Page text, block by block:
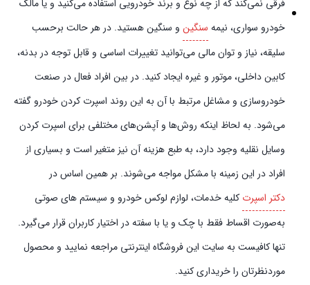
فرقی نمی‌کند که از چه نوع و برند خودرویی استفاده می‌کنید و یا مالک
خودرو سواری، نیمه سنگین و سنگین هستید. در هر حالت برحسب
سلیقه، نیاز و توان مالی می‌توانید تغییرات اساسی و قابل توجه در بدنه،
کابین داخلی، موتور و غیره ایجاد کنید. در بین افراد فعال در صنعت
خودروسازی و مشاغل مرتبط با آن به این روند اسپرت کردن خودرو گفته
می‌شود. به لحاظ اینکه روش‌ها و آپشن‌های مختلفی برای اسپرت کردن
وسایل نقلیه وجود دارد، به طبع هزینه آن نیز متغیر است و بسیاری از
افراد در این زمینه با مشکل مواجه می‌شوند. بر همین اساس در
دکتر اسپرت کلیه خدمات، لوازم لوکس خودرو و سیستم‌ های صوتی
به‌صورت اقساط فقط با چک و یا با سفته در اختیار کاربران قرار می‌گیرد.
تنها کافیست به سایت این فروشگاه اینترنتی مراجعه نمایید و محصول
موردنظرتان را خریداری کنید.